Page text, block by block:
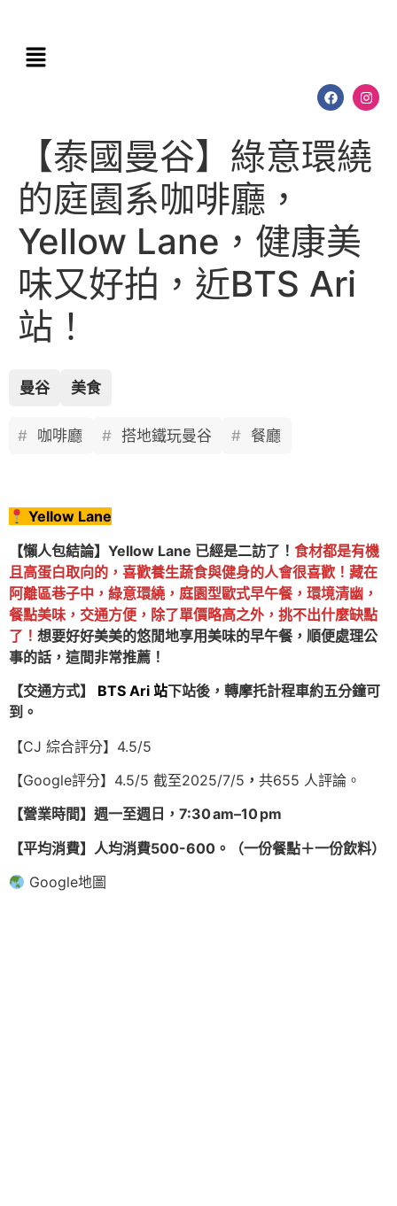
【泰國曼谷】綠意環繞
的庭園系咖啡廳，
Yellow Lane，健康美
味又好拍，近BTS Ari
站！
曼谷 美食
咖啡廳 搭地鐵玩曼谷 餐廳
Yellow Lane
【懶人包結論】Yellow Lane 已經是二訪了！ 食材都是有機
且高蛋白取向的，喜歡養生蔬食與健身的人會很喜歡！藏在
阿離區巷子中，綠意環繞，庭園型歐式早午餐，環境清幽，
餐點美味，交通方便，除了單價略高之外，挑不出什麼缺點
了！ 想要好好美美的悠閒地享用美味的早午餐，順便處理公
事的話，這間非常推薦！
【交通方式】 BTS Ari 站下站後，轉摩托計程車約五分鐘可
到。
【CJ 綜合評分】4.5/5
【Google評分】4.5/5 截至2025/7/5 ， 共655 人評論。
【營業時間】週一至週日，7:30 am–10 pm
【平均消費】人均消費500-600。（一份餐點＋一份飲料）
Google地圖